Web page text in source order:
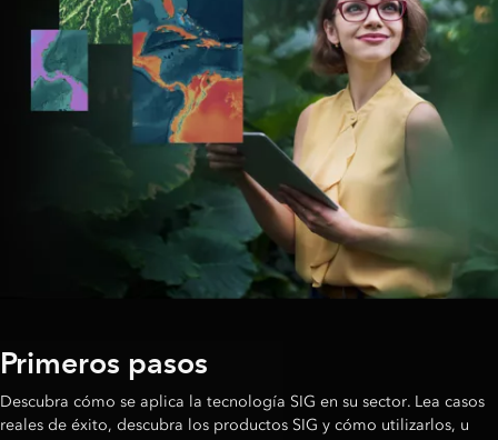
Primeros pasos
Descubra cómo se aplica la tecnología SIG en su sector. Lea casos
reales de éxito, descubra los productos SIG y cómo utilizarlos, u